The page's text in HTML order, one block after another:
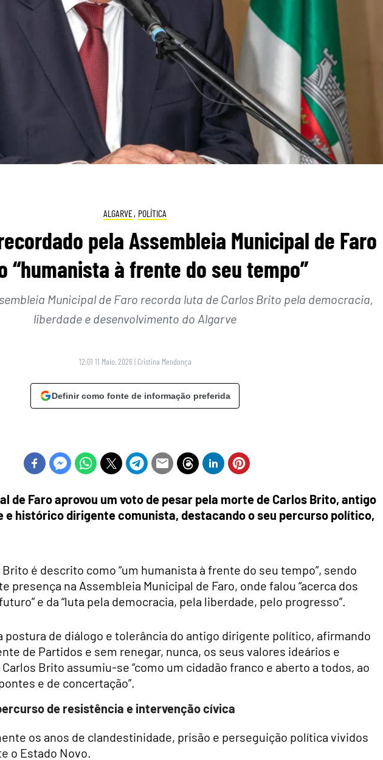
ALGARVE, POLÍTICA
pela Assembleia Municipal de Faro
“humanista à frente do seu tempo”
Municipal de Faro recorda luta de Carlos Brito pela democracia,
liberdade e desenvolvimento do Algarve
12:01 11 Maio, 2026 | Cristina Mendonça
Definir como fonte de informação preferida
de Faro aprovou um voto de pesar pela morte de Carlos Brito, antigo
histórico dirigente comunista, destacando o seu percurso político,
é descrito como “um humanista à frente do seu tempo”, sendo
presença na Assembleia Municipal de Faro, onde falou “acerca dos
e da “luta pela democracia, pela liberdade, pelo progresso”.
postura de diálogo e tolerância do antigo dirigente político, afirmando
de Partidos e sem renegar, nunca, os seus valores ideários e
Brito assumiu-se “como um cidadão franco e aberto a todos, ao
e de concertação”.
de resistência e intervenção cívica
os anos de clandestinidade, prisão e perseguição política vividos
o Estado Novo.